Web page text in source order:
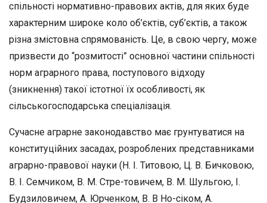
спільнос­ті нормативно-правових актів, для яких буде
характерним широке коло об’єктів, суб’єктів, а також
різна змістовна спрямованість. Це, в свою чергу, може
призвести до “розмитості” основної частини спільності
норм аграрного права, поступового відходу
(зникнення) такої істотної їх особливості, як
сільськогосподарська спеціалізація.
Сучасне аграрне законодавство має грунтуватися на
конститу­ційних засадах, розроблених представниками
аграрно-правової на­уки (Н. I. Титовою, Ц. В. Бичковою,
В. I. Семчиком, В. М. Стре-товичем, В. М. Шульгою, I.
Будзиловичем, А. Юрченком, В. В Но-сіком, А.